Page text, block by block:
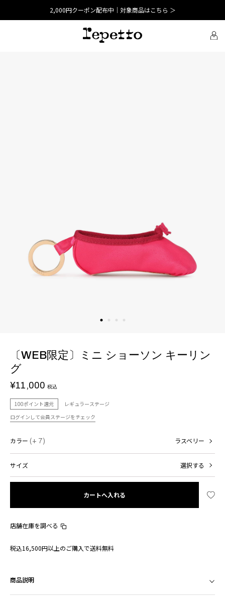
2,000円クーポン配布中｜対象商品はこちら ＞
〔WEB限定〕ミニ ショーソン キーリン
グ
¥11,000 税込
100ポイント還元
レギュラーステージ
ログインして会員ステージをチェック
カラー (+ 7) ラスベリー
サイズ 選択する
カートへ入れる
店舗在庫を調べる
税込16,500円以上のご購入で送料無料
商品説明